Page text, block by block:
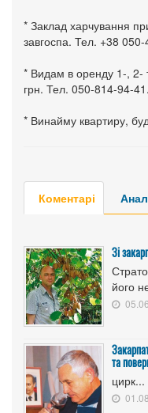
* Заклад харчування
завгоспа. Тел. +38
* Видам в оренду 1-, 2-
грн. Тел. 050-814-94-41.
* Винайму квартиру,
Коментарі
Зі
його
та
цирк...